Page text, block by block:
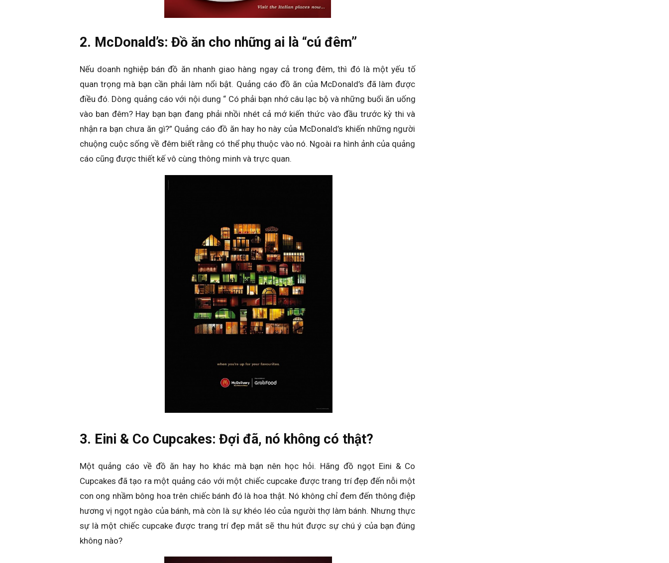
2. McDonald’s: Đồ ăn cho những ai là “cú đêm”
Nếu doanh nghiệp bán đồ ăn nhanh giao hàng ngay cả trong đêm, thì đó là một yếu tố
quan trọng mà bạn cần phải làm nổi bật. Quảng cáo đồ ăn của McDonald’s đã làm được
điều đó. Dòng quảng cáo với nội dung “ Có phải bạn nhớ câu lạc bộ và những buổi ăn uống
vào ban đêm? Hay bạn bạn đang phải nhồi nhét cả mớ kiến thức vào đầu trước kỳ thi và
nhận ra bạn chưa ăn gì?” Quảng cáo đồ ăn hay ho này của McDonald’s khiến những người
chuộng cuộc sống về đêm biết rằng có thể phụ thuộc vào nó. Ngoài ra hình ảnh của quảng
cáo cũng được thiết kế vô cùng thông minh và trực quan.
3. Eini & Co Cupcakes: Đợi đã, nó không có thật?
Một quảng cáo về đồ ăn hay ho khác mà bạn nên học hỏi. Hãng đồ ngọt Eini & Co
Cupcakes đã tạo ra một quảng cáo với một chiếc cupcake được trang trí đẹp đến nỗi một
con ong nhầm bông hoa trên chiếc bánh đó là hoa thật. Nó không chỉ đem đến thông điệp
hương vị ngọt ngào của bánh, mà còn là sự khéo léo của người thợ làm bánh. Nhưng thực
sự là một chiếc cupcake được trang trí đẹp mắt sẽ thu hút được sự chú ý của bạn đúng
không nào?